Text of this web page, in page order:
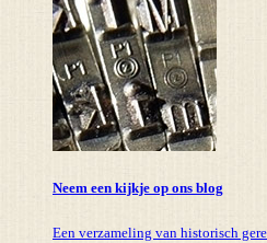
Neem een kijkje op ons blog
Een verzameling van historisch